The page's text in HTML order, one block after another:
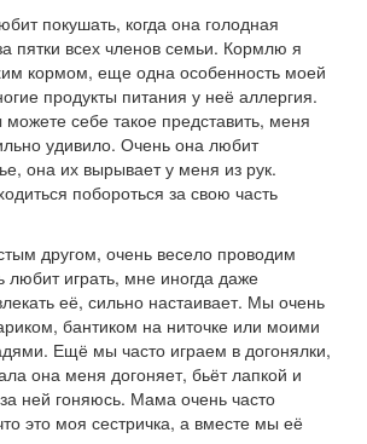
покушать, когда она голодная
пятки всех членов семьи. Кормлю я
кормом, еще одна особенность моей
продукты питания у неё аллергия.
себе такое представить, меня
удивило. Очень она любит
она их вырывает у меня из рук.
побороться за свою часть
другом, очень весело проводим
играть, мне иногда даже
её, сильно настаивает. Мы очень
бантиком на ниточке или моими
Ещё мы часто играем в догонялки,
она меня догоняет, бьёт лапкой и
ней гоняюсь. Мама очень часто
это моя сестричка, а вместе мы её